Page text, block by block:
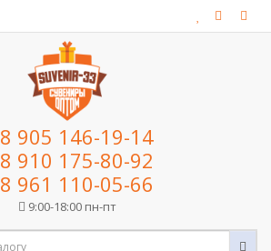
8 905 146-19-14
8 910 175-80-92
8 961 110-05-66
9:00-18:00 пн-пт